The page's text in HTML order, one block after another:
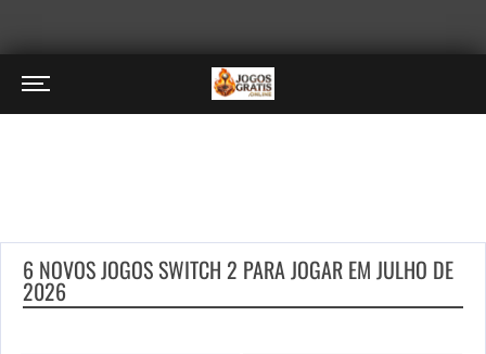
6 NOVOS JOGOS SWITCH 2 PARA JOGAR EM JULHO DE
2026